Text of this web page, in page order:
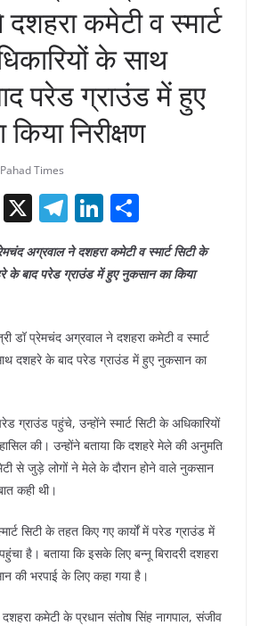
कमेटी व स्मार्ट
के साथ
परेड ग्राउंड में हुए
निरीक्षण
Pahad Times
Pi
nt
X T
el
e
gr
m
Li
k
e
dI
n
ar
अग्रवाल ने दशहरा कमेटी व स्मार्ट सिटी के
के बाद परेड ग्राउंड में हुए नुकसान का किया
डॉ प्रेमचंद अग्रवाल ने दशहरा कमेटी व स्मार्ट
दशहरे के बाद परेड ग्राउंड में हुए नुकसान का
ग्राउंड पहुंचे, उन्होंने स्मार्ट सिटी के अधिकारियों
की। उन्होंने बताया कि दशहरे मेले की अनुमति
से जुड़े लोगों ने मेले के दौरान होने वाले नुकसान
कही थी।
सिटी के तहत किए गए कार्यों में परेड ग्राउंड में
है। बताया कि इसके लिए बन्नू बिरादरी दशहरा
की भरपाई के लिए कहा गया है।
दशहरा कमेटी के प्रधान संतोष सिंह नागपाल, संजीव